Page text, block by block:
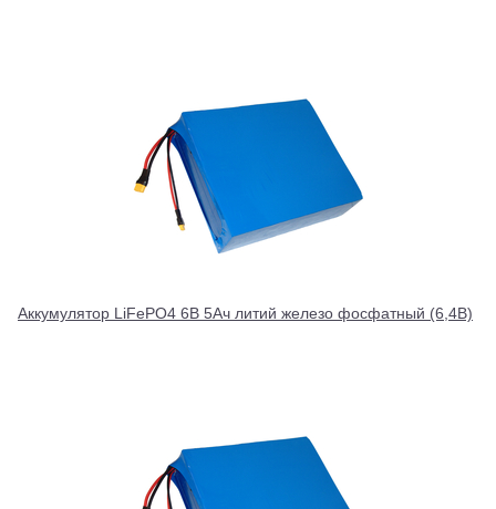
Аккумулятор LiFePO4 6В 5Ач литий железо фосфатный (6,4В)